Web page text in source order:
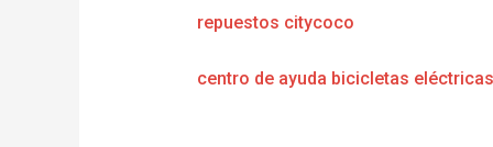
repuestos citycoco
centro de ayuda bicicletas eléctricas